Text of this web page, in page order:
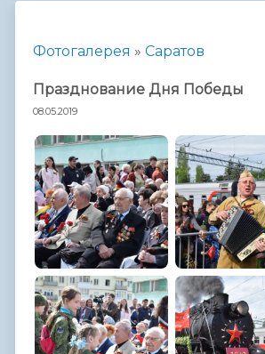
Фотогалерея » Саратов
Празднование Дня Победы
08.05.2019